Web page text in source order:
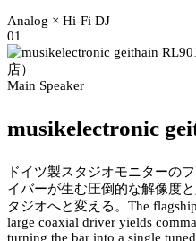
Analog × Hi-Fi DJ
01
Main Speaker
musikelectronic
ドイツ製スタジオモニターの
イバーが生む圧倒的な解像度
タジオへと変える。 The
large coaxial driver yields
turning the bar into a single